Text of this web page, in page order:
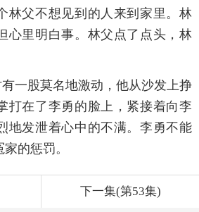
林父不想见到的人来到家里。林
心里明白事。林父点了点头，林
一股莫名地激动，他从沙发上挣
打在了李勇的脸上，紧接着向李
地发泄着心中的不满。李勇不能
的惩罚。
下一集(第53集)